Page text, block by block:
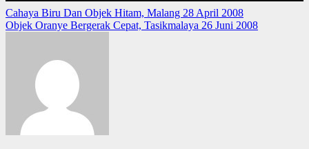
Post
navigation
Cahaya Biru Dan Objek Hitam, Malang 28 April 2008
Objek Oranye Bergerak Cepat, Tasikmalaya 26 Juni 2008